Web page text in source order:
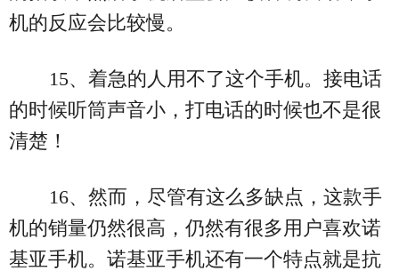
机的反应会比较慢。
15、着急的人用不了这个手机。接电话
的时候听筒声音小，打电话的时候也不是很
清楚！
16、然而，尽管有这么多缺点，这款手
机的销量仍然很高，仍然有很多用户喜欢诺
基亚手机。诺基亚手机还有一个特点就是抗